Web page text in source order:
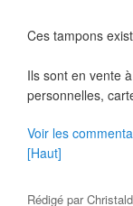
Ces tampons
Ils sont en vente
personnelles,
Voir les
[Haut]
Rédigé par